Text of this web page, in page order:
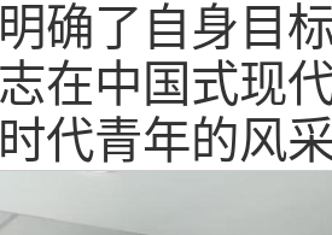
确了自身目
在中国式现
代青年的风